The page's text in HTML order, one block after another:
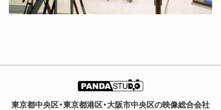
東京都中央区・東京都港区・大阪市中央区の映像総合会社